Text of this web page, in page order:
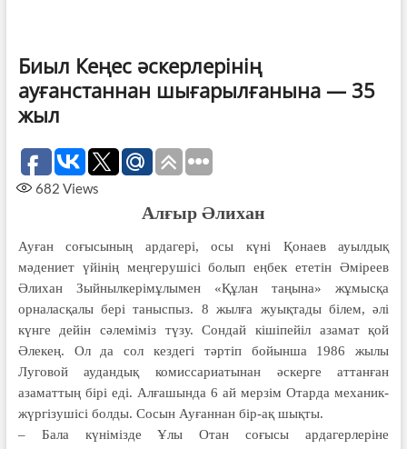
Биыл Кеңес әскерлерінің
ауғанстаннан шығарылғанына — 35
жыл
682 Views
Алғыр Әлихан
Ауған соғысының ардагері, осы күні Қонаев ауылдық
мәдениет үйінің меңгерушісі болып еңбек ететін Әміреев
Әлихан Зыйнылкерімұлымен «Құлан таңына» жұмысқа
орналасқалы бері таныспыз. 8 жылға жуықтады білем, әлі
күнге дейін сәлеміміз түзу. Сондай кішіпейіл азамат қой
Әлекең. Ол да сол кездегі тәртіп бойынша 1986 жылы
Луговой аудандық комиссариатынан әскерге аттанған
азаматтың бірі еді. Алғашында 6 ай мерзім Отарда механик-
жүргізушісі болды. Сосын Ауғаннан бір-ақ шықты.
– Бала күнімізде Ұлы Отан соғысы ардагерлеріне